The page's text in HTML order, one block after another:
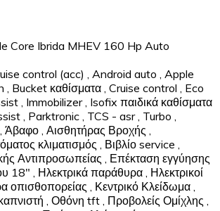
Core Ibrida MHEV 160 Hp Auto
control (acc) , Android auto , Apple
, Bucket καθίσματα , Cruise control , Eco
, Immobilizer , Isofix παιδικά καθίσματα
, Parktronic , TCS - asr , Turbo ,
, Άβαφο , Αισθητήρας Βροχής ,
κλιματισμός , Βιβλίο service ,
Αντιπροσωπείας , Επέκταση εγγύησης
18" , Ηλεκτρικά παράθυρα , Ηλεκτρικοί
οπισθοπορείας , Κεντρικό Κλείδωμα ,
, Οθόνη tft , Προβολείς Ομίχλης ,